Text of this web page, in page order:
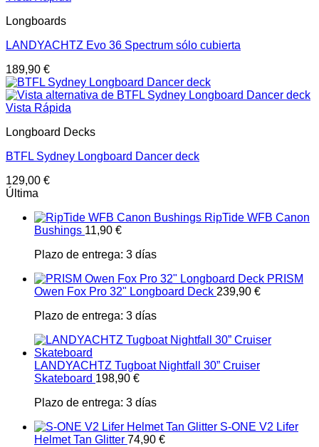
Longboards
LANDYACHTZ Evo 36 Spectrum sólo cubierta
189,90 €
Vista Rápida
Longboard Decks
BTFL Sydney Longboard Dancer deck
129,00 €
Última
RipTide WFB Canon
Bushings 11,90 €
Plazo de entrega: 3 días
PRISM
Owen Fox Pro 32" Longboard Deck 239,90 €
Plazo de entrega: 3 días
LANDYACHTZ Tugboat Nightfall 30” Cruiser
Skateboard 198,90 €
Plazo de entrega: 3 días
S-ONE V2 Lifer
Helmet Tan Glitter 74,90 €